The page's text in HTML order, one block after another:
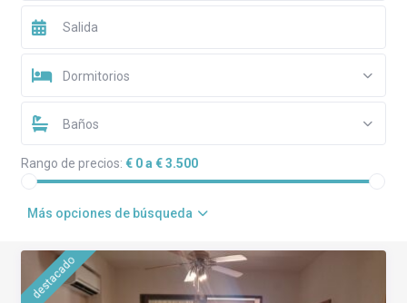
Dormitorios
Baños
Rango de precios: € 0 a € 3.500
Más opciones de búsqueda
destacado